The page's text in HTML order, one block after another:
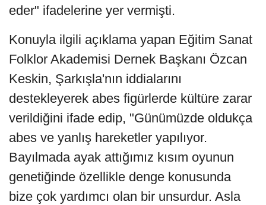
eder" ifadelerine yer vermişti.
Konuyla ilgili açıklama yapan Eğitim Sanat
Folklor Akademisi Dernek Başkanı Özcan
Keskin, Şarkışla'nın iddialarını
destekleyerek abes figürlerde kültüre zarar
verildiğini ifade edip, "Günümüzde oldukça
abes ve yanlış hareketler yapılıyor.
Bayılmada ayak attığımız kısım oyunun
genetiğinde özellikle denge konusunda
bize çok yardımcı olan bir unsurdur. Asla